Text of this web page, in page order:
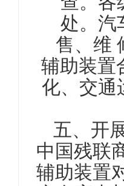
处。汽
售、维
辅助装置
化、交通
五、开
中国残联
辅助装置